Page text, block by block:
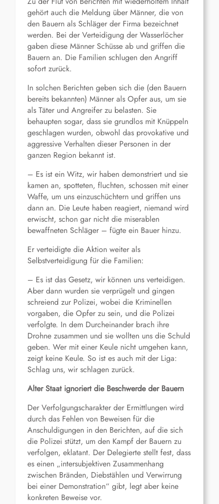
gehört auch die Meldung über Männer, die von
den Bauern als Schläger der Firma bezeichnet
werden. Bei der Verteidigung der Wasserlöcher
gaben diese Männer Schüsse ab und griffen die
Bauern an. Die Familien schlugen den Angriff
sofort zurück.
In solchen Berichten geben sich die (den Bauern
bereits bekannten) Männer als Opfer aus, um sie
als Täter und Angreifer zu belasten. Sie
behaupten sogar, dass sie grundlos mit Knüppeln
geschlagen wurden, obwohl das provokative und
aggressive Verhalten dieser Personen in der
ganzen Region bekannt ist.
– Es ist ein Witz, wir haben demonstriert und sie
kamen an, spotteten, fluchten, schossen mit einer
Waffe, um uns einzuschüchtern und griffen uns
dann an. Die Leute haben reagiert, niemand wird
erwischt, schon gar nicht die miserablen
bewaffneten Schläger – fügte ein Bauer hinzu.
Er verteidigte die Aktion weiter als
Selbstverteidigung für die Familien:
– Es ist das Gesetz, wir können uns verteidigen.
Aber dann wurden sie verprügelt und gingen
schreiend zur Polizei, wobei die Kriminellen
vorgaben, die Opfer zu sein, und die Polizei
verfolgte. In dem Durcheinander brach ihre
Drohne zusammen und sie wollten uns die Schuld
geben. Wer mit einer Keule nicht umgehen kann,
zeigt keine Keule. So ist es auch mit der Liga:
Schlag uns, wir schlagen zurück.
Alter Staat ignoriert die Beschwerde der Bauern
Der Verfolgungscharakter der Ermittlungen wird
durch das Fehlen von Beweisen für die
Anschuldigungen in den Berichten, auf die sich
die Polizei stützt, um den Kampf der Bauern zu
verfolgen, eklatant. Der Delegierte stellt fest, dass
es einen „intersubjektiven Zusammenhang
zwischen Bränden, Diebstählen und Verwirrung
bei einer Demonstration“ gibt, legt aber keine
konkreten Beweise vor.